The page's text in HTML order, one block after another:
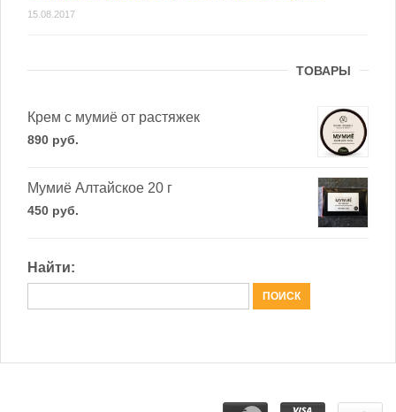
15.08.2017
ТОВАРЫ
Крем с мумиё от растяжек
890 руб.
Мумиё Алтайское 20 г
450 руб.
Найти: